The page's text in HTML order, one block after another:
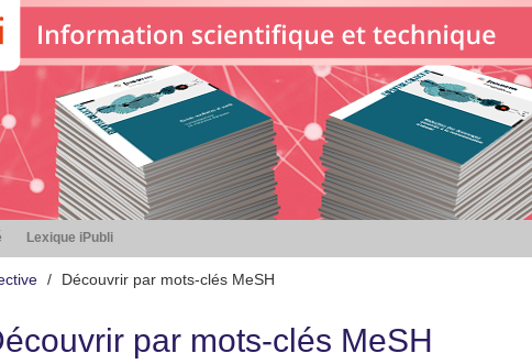
Lexique iPubli
Découvrir par mots-clés MeSH
par mots-clés MeSH